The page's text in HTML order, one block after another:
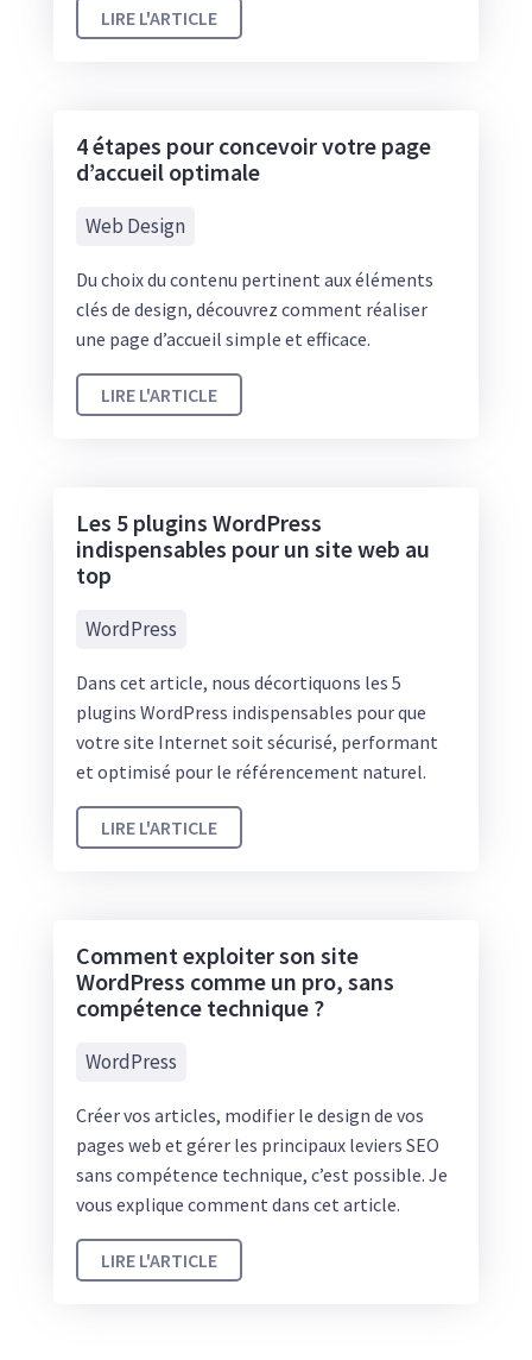
LIRE L'ARTICLE
4 étapes pour concevoir votre page
d’accueil optimale
Web Design
Du choix du contenu pertinent aux éléments
clés de design, découvrez comment réaliser
une page d’accueil simple et efficace.
LIRE L'ARTICLE
Les 5 plugins WordPress
indispensables pour un site web au
top
WordPress
Dans cet article, nous décortiquons les 5
plugins WordPress indispensables pour que
votre site Internet soit sécurisé, performant
et optimisé pour le référencement naturel.
LIRE L'ARTICLE
Comment exploiter son site
WordPress comme un pro, sans
compétence technique ?
WordPress
Créer vos articles, modifier le design de vos
pages web et gérer les principaux leviers SEO
sans compétence technique, c’est possible. Je
vous explique comment dans cet article.
LIRE L'ARTICLE